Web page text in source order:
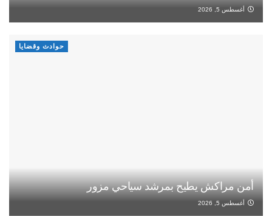
أغسطس 5, 2026
حوادث وقضايا
أمن مراكش يطيح بمرشد سياحي مزور
أغسطس 5, 2026